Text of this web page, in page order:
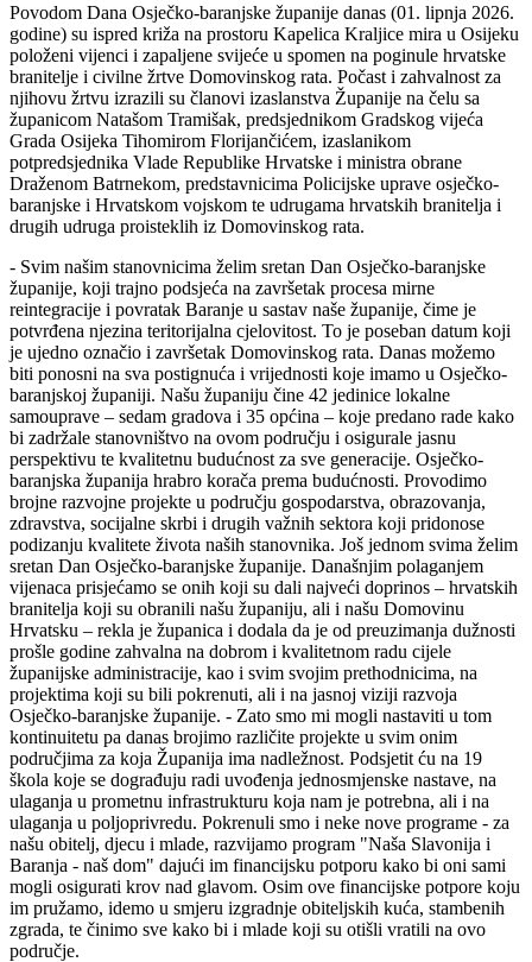
Povodom Dana Osječko-baranjske županije danas (01. lipnja 2026.
godine) su ispred križa na prostoru Kapelica Kraljice mira u Osijeku
položeni vijenci i zapaljene svijeće u spomen na poginule hrvatske
branitelje i civilne žrtve Domovinskog rata. Počast i zahvalnost za
njihovu žrtvu izrazili su članovi izaslanstva Županije na čelu sa
županicom Natašom Tramišak, predsjednikom Gradskog vijeća
Grada Osijeka Tihomirom Florijančićem, izaslanikom
potpredsjednika Vlade Republike Hrvatske i ministra obrane
Draženom Batrnekom, predstavnicima Policijske uprave osječko-
baranjske i Hrvatskom vojskom te udrugama hrvatskih branitelja i
drugih udruga proisteklih iz Domovinskog rata.
- Svim našim stanovnicima želim sretan Dan Osječko-baranjske
županije, koji trajno podsjeća na završetak procesa mirne
reintegracije i povratak Baranje u sastav naše županije, čime je
potvrđena njezina teritorijalna cjelovitost. To je poseban datum koji
je ujedno označio i završetak Domovinskog rata. Danas možemo
biti ponosni na sva postignuća i vrijednosti koje imamo u Osječko-
baranjskoj županiji. Našu županiju čine 42 jedinice lokalne
samouprave – sedam gradova i 35 općina – koje predano rade kako
bi zadržale stanovništvo na ovom području i osigurale jasnu
perspektivu te kvalitetnu budućnost za sve generacije. Osječko-
baranjska županija hrabro korača prema budućnosti. Provodimo
brojne razvojne projekte u području gospodarstva, obrazovanja,
zdravstva, socijalne skrbi i drugih važnih sektora koji pridonose
podizanju kvalitete života naših stanovnika. Još jednom svima želim
sretan Dan Osječko-baranjske županije. Današnjim polaganjem
vijenaca prisjećamo se onih koji su dali najveći doprinos – hrvatskih
branitelja koji su obranili našu županiju, ali i našu Domovinu
Hrvatsku – rekla je županica i dodala da je od preuzimanja dužnosti
prošle godine zahvalna na dobrom i kvalitetnom radu cijele
županijske administracije, kao i svim svojim prethodnicima, na
projektima koji su bili pokrenuti, ali i na jasnoj viziji razvoja
Osječko-baranjske županije. - Zato smo mi mogli nastaviti u tom
kontinuitetu pa danas brojimo različite projekte u svim onim
područjima za koja Županija ima nadležnost. Podsjetit ću na 19
škola koje se dograđuju radi uvođenja jednosmjenske nastave, na
ulaganja u prometnu infrastrukturu koja nam je potrebna, ali i na
ulaganja u poljoprivredu. Pokrenuli smo i neke nove programe - za
našu obitelj, djecu i mlade, razvijamo program "Naša Slavonija i
Baranja - naš dom" dajući im financijsku potporu kako bi oni sami
mogli osigurati krov nad glavom. Osim ove financijske potpore koju
im pružamo, idemo u smjeru izgradnje obiteljskih kuća, stambenih
zgrada, te činimo sve kako bi i mlade koji su otišli vratili na ovo
područje.